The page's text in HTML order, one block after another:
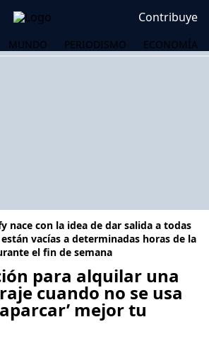
Contribuye
MUNDO PERIODISMO ECONOMÍA
nace con la idea de dar salida a todas
vacías a determinadas horas de la
el fin de semana
para alquilar una
cuando no se usa
mejor tu